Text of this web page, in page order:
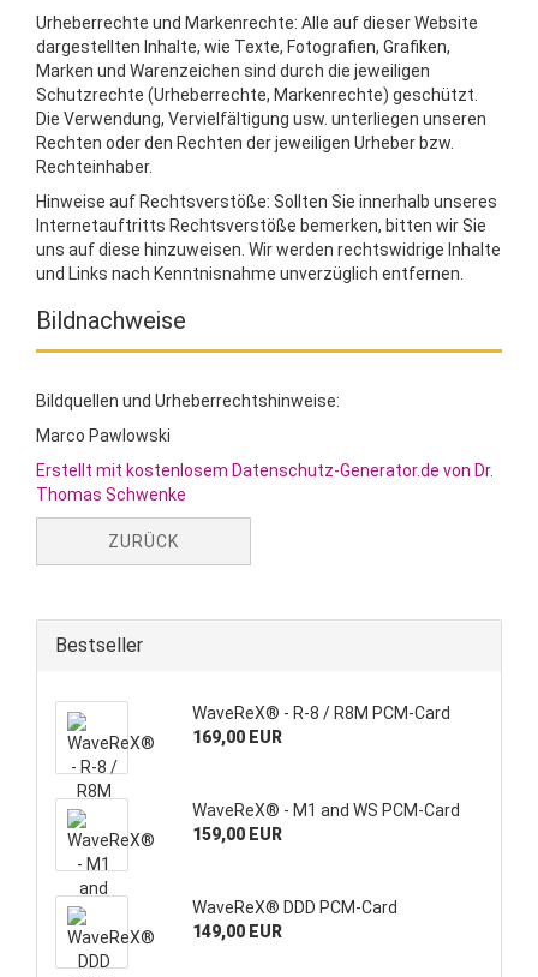
Urheberrechte und Markenrechte: Alle auf dieser Website
dargestellten Inhalte, wie Texte, Fotografien, Grafiken,
Marken und Warenzeichen sind durch die jeweiligen
Schutzrechte (Urheberrechte, Markenrechte) geschützt.
Die Verwendung, Vervielfältigung usw. unterliegen unseren
Rechten oder den Rechten der jeweiligen Urheber bzw.
Rechteinhaber.
Hinweise auf Rechtsverstöße: Sollten Sie innerhalb unseres
Internetauftritts Rechtsverstöße bemerken, bitten wir Sie
uns auf diese hinzuweisen. Wir werden rechtswidrige Inhalte
und Links nach Kenntnisnahme unverzüglich entfernen.
Bildnachweise
Bildquellen und Urheberrechtshinweise:
Marco Pawlowski
Erstellt mit kostenlosem Datenschutz-Generator.de von Dr.
Thomas Schwenke
ZURÜCK
Bestseller
WaveReX® - R-8 / R8M PCM-Card
169,00 EUR
WaveReX® - M1 and WS PCM-Card
159,00 EUR
WaveReX® DDD PCM-Card
149,00 EUR